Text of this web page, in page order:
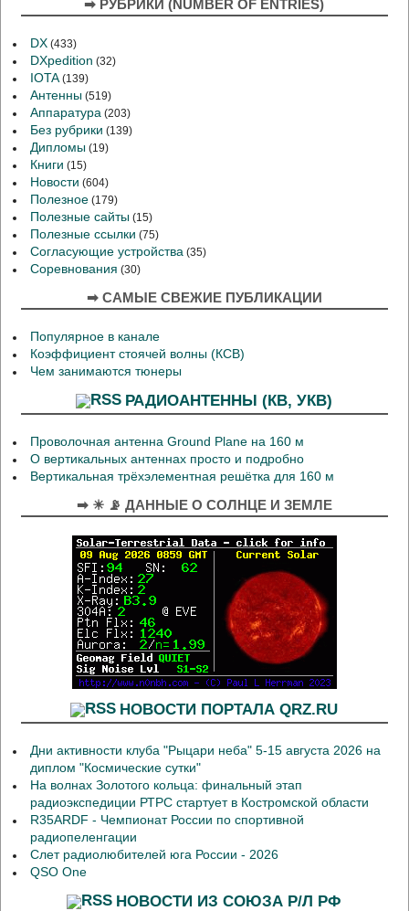
➡ РУБРИКИ (NUMBER OF ENTRIES)
DX (433)
DXpedition (32)
IOTA(139)
Антенны (519)
Аппаратура (203)
Без рубрики (139)
Дипломы (19)
Книги (15)
Новости (604)
Полезное (179)
Полезные сайты (15)
Полезные ссылки (75)
Согласующие устройства (35)
Соревнования (30)
➡ САМЫЕ СВЕЖИЕ ПУБЛИКАЦИИ
Популярное в канале
Коэффициент стоячей волны (КСВ)
Чем занимаются тюнеры
РАДИОАНТЕННЫ (КВ, УКВ)
Проволочная антенна Ground Plane на 160 м
О вертикальных антеннах просто и подробно
Вертикальная трёхэлементная решётка для 160 м
➡ ☀ 📡 ДАННЫЕ О СОЛНЦЕ И ЗЕМЛЕ
НОВОСТИ ПОРТАЛА QRZ.RU
Дни активности клуба "Рыцари неба" 5-15 августа 2026 на
диплом "Космические сутки"
На волнах Золотого кольца: финальный этап
радиоэкспедиции РТРС стартует в Костромской области
R35ARDF - Чемпионат России по спортивной
радиопеленгации
Слет радиолюбителей юга России - 2026
QSO One
НОВОСТИ ИЗ СОЮЗА Р/Л РФ